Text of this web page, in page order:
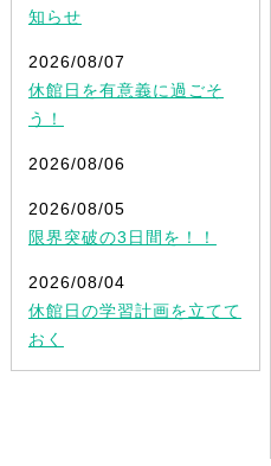
知らせ
2026/08/07
休館日を有意義に過ごそ
う！
2026/08/06
2026/08/05
限界突破の3日間を！！
2026/08/04
休館日の学習計画を立てて
おく